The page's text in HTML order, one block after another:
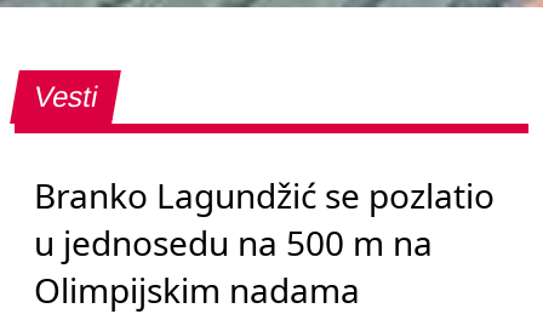
Vesti
Branko Lagundžić se pozlatio
u jednosedu na 500 m na
Olimpijskim nadama